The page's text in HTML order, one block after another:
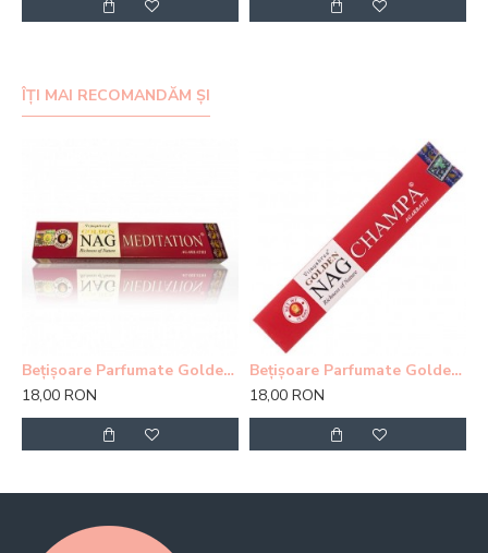
ÎȚI MAI RECOMANDĂM ȘI
Bețișoare Parfumate Golden Nag Meditation Agarbatti
18,00 RON
Bețișoare Parfumate Golden Nag Champa Agarbatti
18,00 RON